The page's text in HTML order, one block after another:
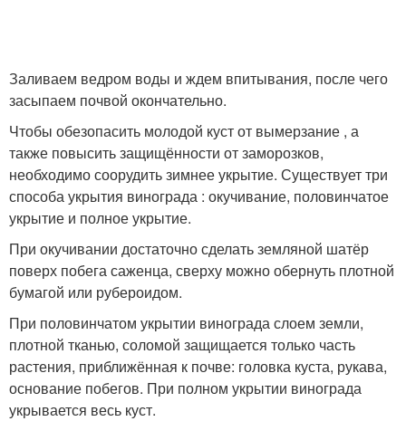
Заливаем ведром воды и ждем впитывания, после чего
засыпаем почвой окончательно.
Чтобы обезопасить молодой куст от вымерзание , а
также повысить защищённости от заморозков,
необходимо соорудить зимнее укрытие. Существует три
способа укрытия винограда : окучивание, половинчатое
укрытие и полное укрытие.
При окучивании достаточно сделать земляной шатёр
поверх побега саженца, сверху можно обернуть плотной
бумагой или рубероидом.
При половинчатом укрытии винограда слоем земли,
плотной тканью, соломой защищается только часть
растения, приближённая к почве: головка куста, рукава,
основание побегов. При полном укрытии винограда
укрывается весь куст.